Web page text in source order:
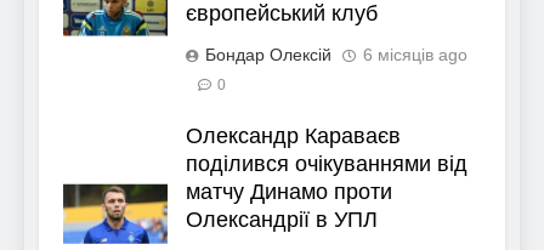
європейський клуб
Бондар Олексій 6 місяців ago
0
Олександр Караваєв
поділився очікуваннями від
матчу Динамо проти
Олександрії в УПЛ